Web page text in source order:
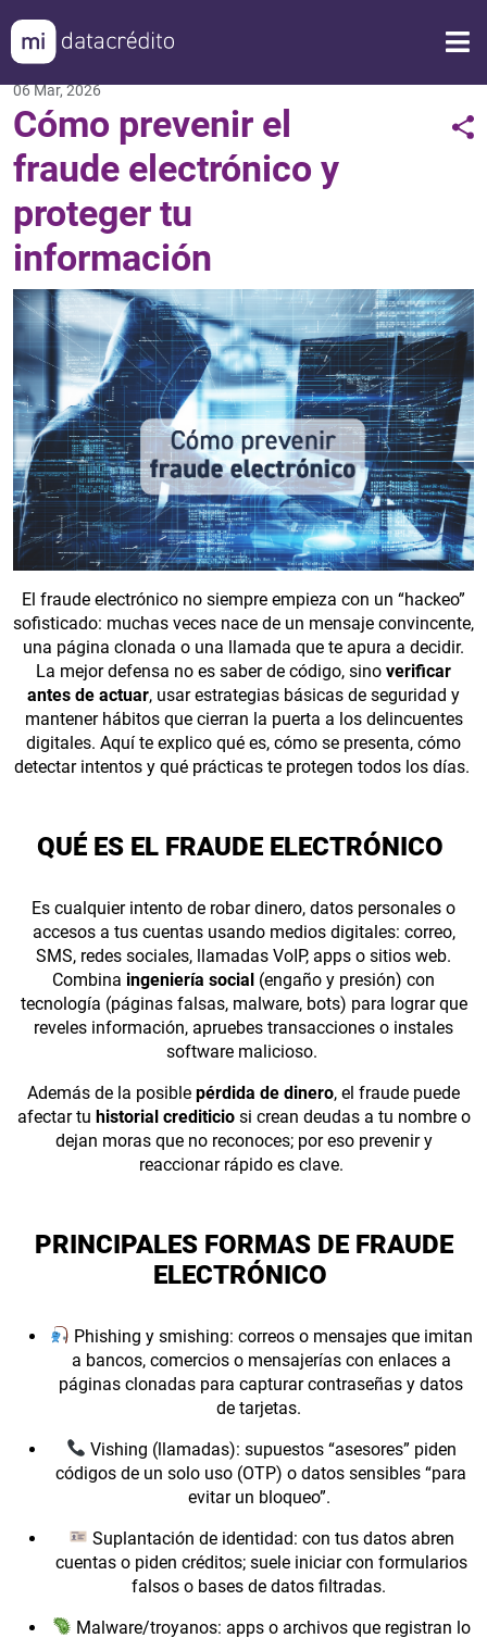
06 Mar, 2026
Cómo prevenir el
fraude electrónico y
proteger tu
información
El fraude electrónico no siempre empieza con un “hackeo”
sofisticado: muchas veces nace de un mensaje convincente,
una página clonada o una llamada que te apura a decidir.
La mejor defensa no es saber de código, sino verificar
antes de actuar, usar estrategias básicas de seguridad y
mantener hábitos que cierran la puerta a los delincuentes
digitales. Aquí te explico qué es, cómo se presenta, cómo
detectar intentos y qué prácticas te protegen todos los días.
QUÉ ES EL FRAUDE ELECTRÓNICO
Es cualquier intento de robar dinero, datos personales o
accesos a tus cuentas usando medios digitales: correo,
SMS, redes sociales, llamadas VoIP, apps o sitios web.
Combina ingeniería social (engaño y presión) con
tecnología (páginas falsas, malware, bots) para lograr que
reveles información, apruebes transacciones o instales
software malicioso.
Además de la posible pérdida de dinero, el fraude puede
afectar tu historial crediticiosi crean deudas a tu nombre o
dejan moras que no reconoces; por eso prevenir y
reaccionar rápido es clave.
PRINCIPALES FORMAS DE FRAUDE
ELECTRÓNICO
Phishing y smishing: correos o mensajes que imitan
a bancos, comercios o mensajerías con enlaces a
páginas clonadas para capturar contraseñas y datos
de tarjetas.
Vishing (llamadas): supuestos “asesores” piden
códigos de un solo uso (OTP) o datos sensibles “para
evitar un bloqueo”.
Suplantación de identidad: con tus datos abren
cuentas o piden créditos; suele iniciar con formularios
falsos o bases de datos filtradas.
Malware/troyanos: apps o archivos que registran lo